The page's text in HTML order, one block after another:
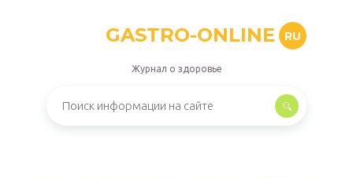
GASTRO-ONLINE RU
Журнал о здоровье